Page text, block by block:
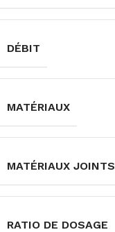
DÉBIT
MATÉRIAUX
MATÉRIAUX JOINTS
RATIO DE DOSAGE